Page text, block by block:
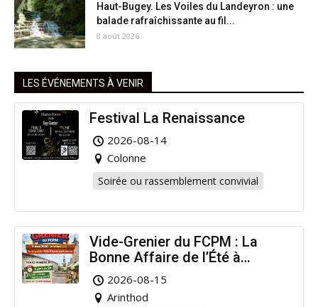
Haut-Bugey. Les Voiles du Landeyron : une
balade rafraîchissante au fil...
8 août 2026
LES ÉVÉNEMENTS À VENIR
Festival La Renaissance
2026-08-14
Colonne
Soirée ou rassemblement convivial
Vide-Grenier du FCPM : La
Bonne Affaire de l’Été à
Arinthod !
2026-08-15
Arinthod